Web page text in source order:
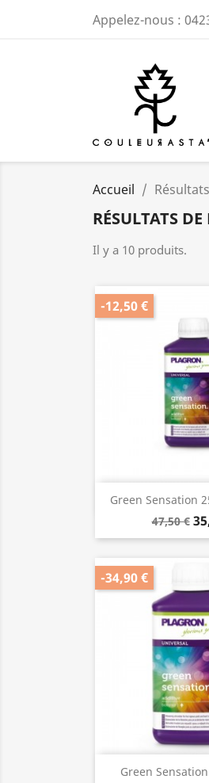
Appelez-nous :
Accueil
RÉSULTATS
Il y a 10 produits.
Green Sensation
47,50 €
-12,50 €
Aperçu
Green
-34,90 €
Aperçu